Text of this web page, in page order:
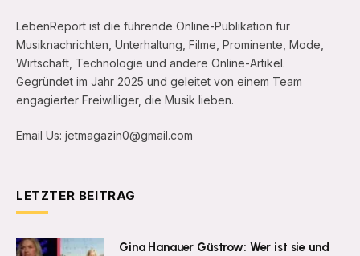
LebenReport ist die führende Online-Publikation für
Musiknachrichten, Unterhaltung, Filme, Prominente, Mode,
Wirtschaft, Technologie und andere Online-Artikel.
Gegründet im Jahr 2025 und geleitet von einem Team
engagierter Freiwilliger, die Musik lieben.
Email Us: jetmagazin0@gmail.com
LETZTER BEITRAG
Gina Hanauer Güstrow: Wer ist sie und